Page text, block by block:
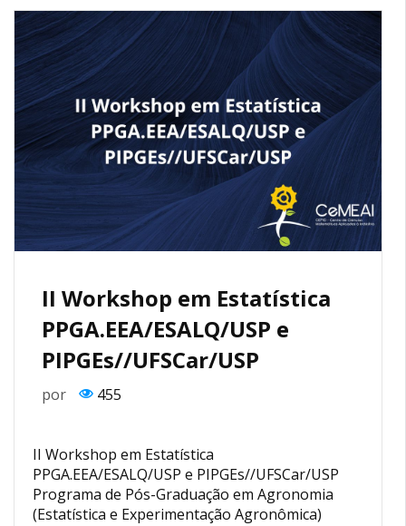
II Workshop em Estatística
PPGA.EEA/ESALQ/USP e
PIPGEs//UFSCar/USP
por 455
II Workshop em Estatística
PPGA.EEA/ESALQ/USP e PIPGEs//UFSCar/USP
Programa de Pós-Graduação em Agronomia
(Estatística e Experimentação Agronômica)